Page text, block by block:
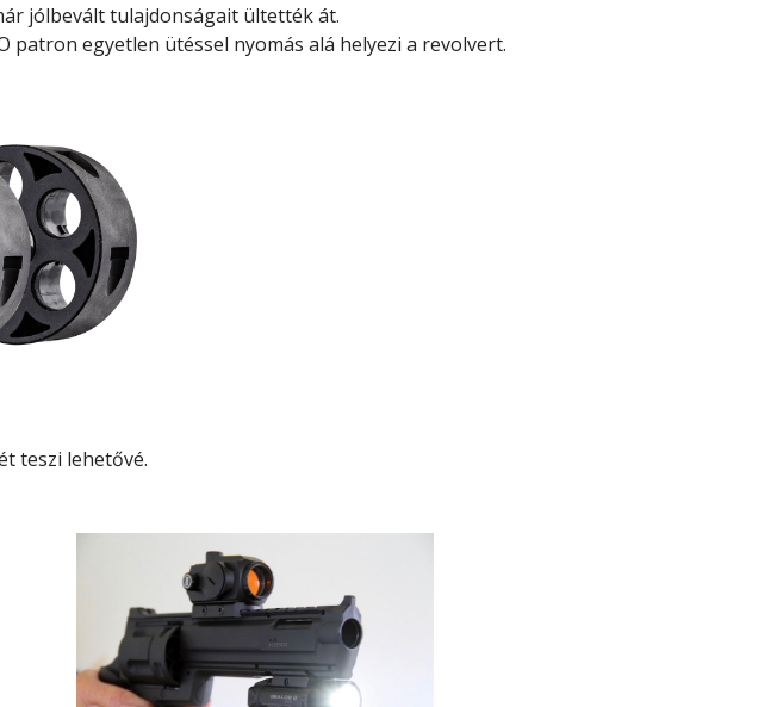
jólbevált tulajdonságait ültették át.
patron egyetlen ütéssel nyomás alá helyezi a revolvert.
teszi lehetővé.